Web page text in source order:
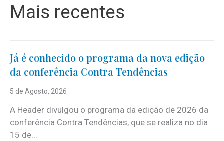
Mais recentes
Já é conhecido o programa da nova edição
da conferência Contra Tendências
5 de Agosto, 2026
A Header divulgou o programa da edição de 2026 da
conferência Contra Tendências, que se realiza no dia
15 de...